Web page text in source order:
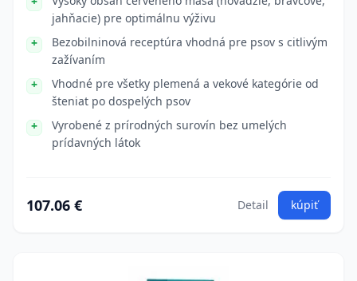
jahňacie) pre optimálnu výživu
Bezobilninová receptúra vhodná pre psov s citlivým
zažívaním
Vhodné pre všetky plemená a vekové kategórie od
šteniat po dospelých psov
Vyrobené z prírodných surovín bez umelých
prídavných látok
107.06 € Detail kúpiť